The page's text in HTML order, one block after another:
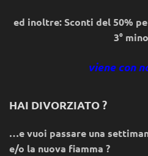
ed inoltre: Sconti del 50%
3°
viene con
HAI DIVORZIATO ?
…e vuoi passare una
e/o la nuova fiamma ?